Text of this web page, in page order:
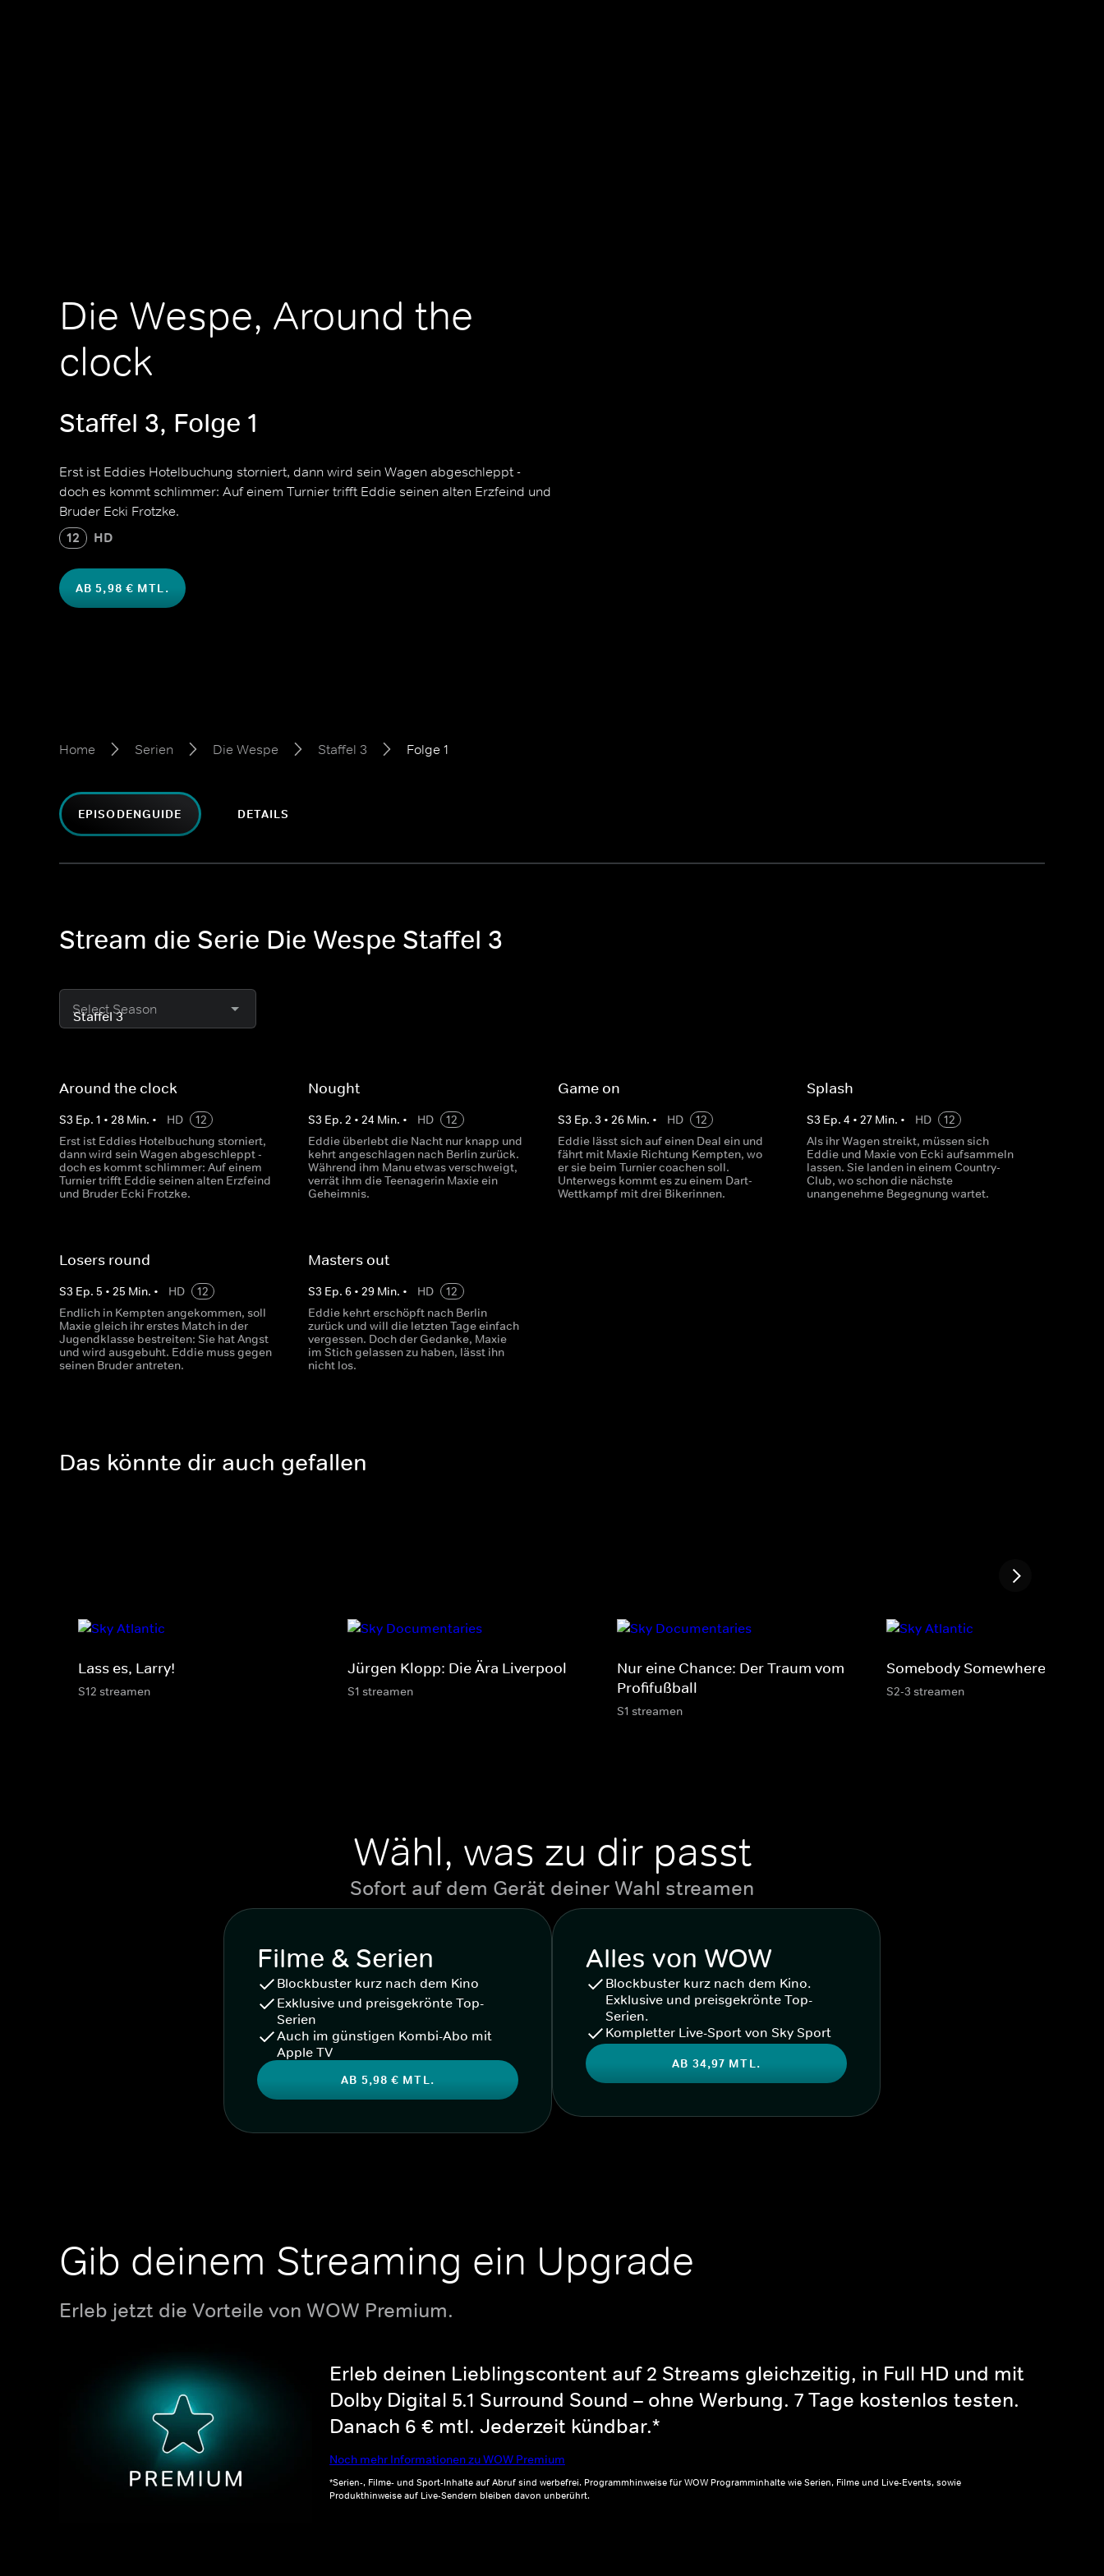
Die Wespe, Around the
clock
Staffel 3, Folge 1
Erst ist Eddies Hotelbuchung storniert, dann wird sein Wagen abgeschleppt -
doch es kommt schlimmer: Auf einem Turnier trifft Eddie seinen alten Erzfeind und
Bruder Ecki Frotzke.
12 HD
AB 5,98 € MTL.
Home Serien Die Wespe Staffel 3 Folge 1
EPISODENGUIDE DETAILS
Stream die Serie Die Wespe Staffel 3
Select Season
Around the clock
S3 Ep. 1 • 28 Min. • HD
12
Erst ist Eddies Hotelbuchung storniert,
dann wird sein Wagen abgeschleppt -
doch es kommt schlimmer: Auf einem
Turnier trifft Eddie seinen alten Erzfeind
und Bruder Ecki Frotzke.
Nought
S3 Ep.2 •24 Min. • HD
12
Eddie überlebt die Nacht nur knapp und
kehrt angeschlagen nach Berlin zurück.
Während ihm Manu etwas verschweigt,
verrät ihm die Teenagerin Maxie ein
Geheimnis.
Game on
S3 Ep. 3 • 26Min. • HD
12
Eddie lässt sich auf einen Deal ein und
fährt mit Maxie Richtung Kempten, wo
er sie beim Turnier coachen soll.
Unterwegs kommt es zu einem Dart-
Wettkampf mit drei Bikerinnen.
Splash
S3 Ep. 4 • 27Min. • HD
12
Als ihr Wagen streikt, müssen sich
Eddie und Maxie von Ecki aufsammeln
lassen. Sie landen in einem Country-
Club, wo schon die nächste
unangenehme Begegnung wartet.
Losers round
S3 Ep. 5 • 25 Min. • HD
12
Endlich in Kempten angekommen, soll
Maxie gleich ihr erstes Match in der
Jugendklasse bestreiten: Sie hat Angst
und wird ausgebuht. Eddie muss gegen
seinen Bruder antreten.
Masters out
S3 Ep.6 •29 Min. • HD
12
Eddie kehrt erschöpft nach Berlin
zurück und will die letzten Tage einfach
vergessen. Doch der Gedanke, Maxie
im Stich gelassen zu haben, lässt ihn
nicht los.
Das könnte dir auch gefallen
Lass es, Larry!
S12 streamen
Jürgen Klopp: Die Ära Liverpool
S1 streamen
Nur eine Chance: Der Traum vom
Profifußball
S1 streamen
Somebody Somewhere
S2-3 streamen
Wähl, was zu dir passt
Sofort auf dem Gerät deiner Wahl streamen
Filme & Serien
Blockbuster kurz nach dem Kino
Exklusive und preisgekrönte Top-
Serien
Auch im günstigen Kombi-Abo mit
Apple TV
AB 5,98 € MTL.
Alles von WOW
Blockbuster kurz nach dem Kino.
Exklusive und preisgekrönte Top-
Serien.
Kompletter Live-Sport von Sky Sport
AB 34,97 MTL.
Gib deinem Streaming ein Upgrade
Erleb jetzt die Vorteile von WOW Premium.
Erleb deinen Lieblingscontent auf 2 Streams gleichzeitig, in Full HD und mit
Dolby Digital 5.1 Surround Sound – ohne Werbung. 7 Tage kostenlos testen.
Danach 6 € mtl. Jederzeit kündbar.*
Noch mehr Informationen zu WOW Premium
*Serien-, Filme- und Sport-Inhalte auf Abruf sind werbefrei. Programmhinweise für WOW Programminhalte wie Serien, Filme und Live-Events, sowie
Produkthinweise auf Live-Sendern bleiben davon unberührt.